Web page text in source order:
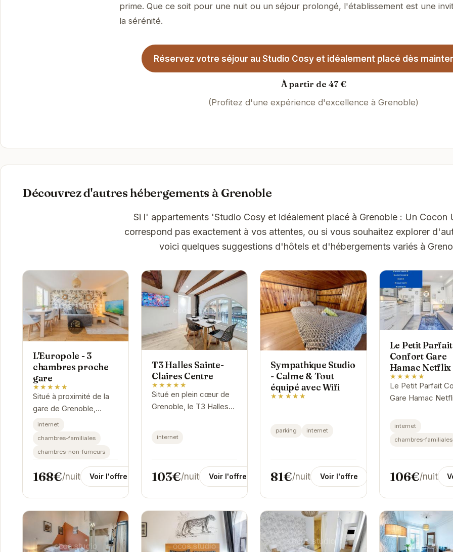
prime. Que ce soit pour une nuit ou un séjour prolongé, l'établissement est une
la sérénité.
Réservez votre séjour au Studio Cosy et idéalement placé dès
À partir de 47 €
(Profitez d'une expérience d'excellence à Grenoble)
Découvrez d'autres hébergements à Grenoble
Si l' appartements 'Studio Cosy et idéalement placé à Grenoble : Un Cocon
correspond pas exactement à vos attentes, ou si vous souhaitez explorer
voici quelques suggestions d'hôtels et d'hébergements variés à
L'Europole - 3
chambres proche
gare
★★★★★
Situé à proximité de la
gare de Grenoble,
L'Europole propose un
fonctionnel. Cet
appartement de 3
chambres est idéal...
internet
chambres-familiales
chambres-non-fumeurs
168€/nuit Voir l'offre
T3 Halles Sainte-
Claires Centre
★★★★★
Situé en plein cœur de
Grenoble, le T3 Halles
internet
103€/nuit Voir l'offre
Sympathique Studio
- Calme & Tout
équipé avec Wifi
★★★★★
parking internet
81€/nuit Voir l'offre
Le Petit Parfait
Confort Gare
Hamac Netflix
★★★★★
Le Petit Parfait
Gare Hamac
séjour relaxant et
aux...
internet
chambres-familiales
106€/nuit